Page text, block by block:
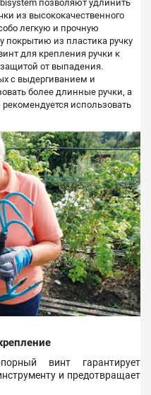
позволяют удлинить
из высококачественного
легкую и прочную
покрытию из пластика ручку
для крепления ручки к
от выпадения.
с выдергиванием и
более длинные ручки, а
использовать
винт гарантирует
и предотвращает